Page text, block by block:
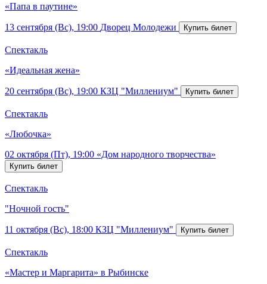
«Папа в паутине»
13 сентября (Вс), 19:00 Дворец Молодежи
Спектакль
«Идеальная жена»
20 сентября (Вс), 19:00 КЗЦ "Миллениум"
Спектакль
«Любочка»
02 октября (Пт), 19:00 «Дом народного творчества»
Спектакль
"Ночной гость"
11 октября (Вс), 18:00 КЗЦ "Миллениум"
Спектакль
«Мастер и Маргарита» в Рыбинске